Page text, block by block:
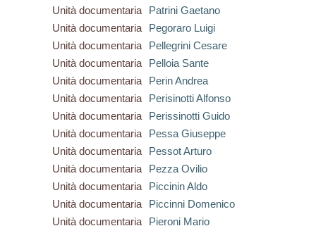
Unità documentaria
Patrini Gaetano
Unità documentaria
Pegoraro Luigi
Unità documentaria
Pellegrini Cesare
Unità documentaria
Pelloia Sante
Unità documentaria
Perin Andrea
Unità documentaria
Perisinotti Alfonso
Unità documentaria
Perissinotti Guido
Unità documentaria
Pessa Giuseppe
Unità documentaria
Pessot Arturo
Unità documentaria
Pezza Ovilio
Unità documentaria
Piccinin Aldo
Unità documentaria
Piccinni Domenico
Unità documentaria
Pieroni Mario